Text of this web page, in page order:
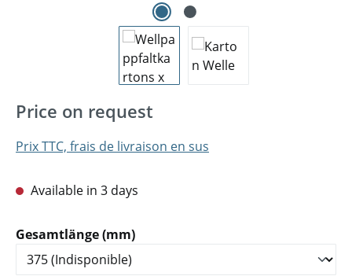
Price on request
Prix TTC, frais de livraison en sus
Available in 3 days
Sélectionnez
Gesamtlänge (mm)